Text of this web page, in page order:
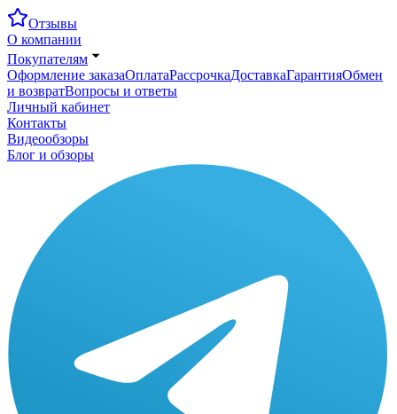
Отзывы
О компании
Покупателям
Оформление заказаОплатаРассрочкаДоставкаГарантияОбмен
и возвратВопросы и ответы
Личный кабинет
Контакты
Видеообзоры
Блог и обзоры